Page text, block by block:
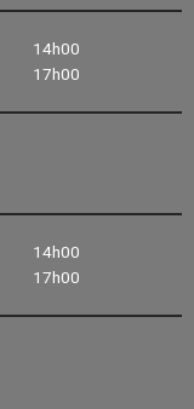
14h00
17h00
14h00
17h00